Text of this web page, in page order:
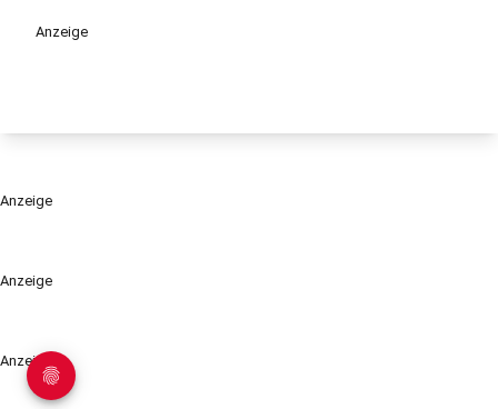
Anzeige
Anzeige
Anzeige
Anzeige